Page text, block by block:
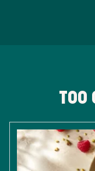
TOO